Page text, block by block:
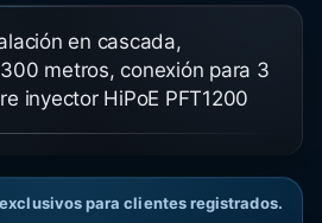
en cascada,
metros, conexión para 3
inyector HiPoE PFT1200
para clientes registrados.